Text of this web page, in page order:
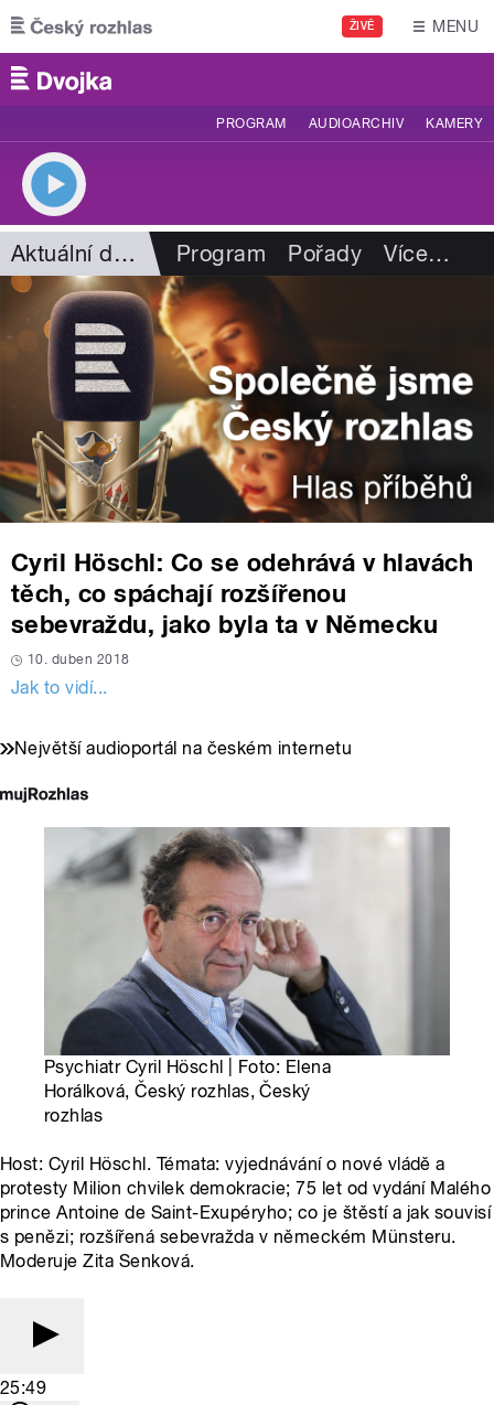
Přejít k hlavnímu obsahu
ŽIVĚ MENU
PROGRAM AUDIOARCHIV KAMERY
Aktuální dění Program Pořady Více…
Cyril Höschl: Co se odehrává v hlavách
těch, co spáchají rozšířenou
sebevraždu, jako byla ta v Německu
10. duben 2018
Jak to vidí...
Největší audioportál na českém internetu
Psychiatr Cyril Höschl | Foto: Elena
Horálková, Český rozhlas, Český
rozhlas
Host: Cyril Höschl. Témata: vyjednávání o nové vládě a
protesty Milion chvilek demokracie; 75 let od vydání Malého
prince Antoine de Saint-Exupéryho; co je štěstí a jak souvisí
s penězi; rozšířená sebevražda v německém Münsteru.
Moderuje Zita Senková.
25:49